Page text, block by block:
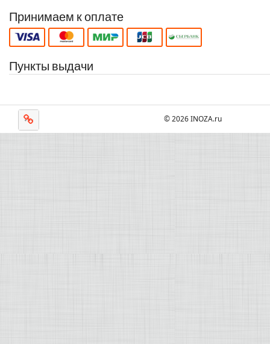
Принимаем к оплате
Пункты выдачи
© 2026 INOZA.ru